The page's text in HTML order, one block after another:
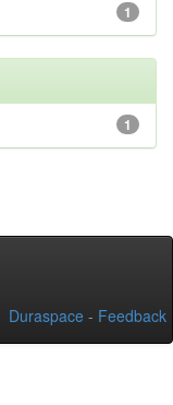
1
1
Duraspace - Feedback